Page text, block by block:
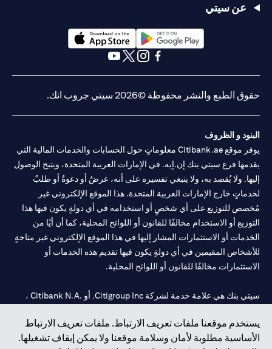
يستخدم موقعنا ملفات تعريف الارتباط. ملفات تعريف الارتباط
الأساسية مطلوبة لأمان وسلامة موقعنا ولا يمكن إيقاف تشغيلها.
عن سيتي
(opens in a new tab)
حقوق الطبع والنشر محفوظة ©2026 سيتي جروب انك.
البنود و الظروف
يوفر موقع Citibank.ae معلوماتٍ حول الحسابات والخدمات المالية التي
يقدمها فرع سيتي بنك إن.إيه. في الإمارات العربية المتحدة، ويتيح الوصول
إليها. ولا يُقصد به، ولا ينبغي تفسيره على أنه، عرضٌ أو دعوةٌ أو طلبٌ
لخدماتٍ خارج الإمارات العربية المتحدة. هذا الموقع الإلكتروني غير
مُخصص للتوزيع على أي شخصٍ أو استخدامه في أي دولةٍ يكون فيها هذا
التوزيع أو الاستخدام مخالفًا للقانون أو اللوائح المحلية، كما أن أيًا من
الخدمات أو الاستثمارات المشار إليها في هذا الموقع الإلكتروني غير متاحةٍ
للأشخاص المقيمين في أي دولةٍ يكون فيها تقديم هذه الخدمات أو
الاستثمارات مخالفًا للقانون أو اللوائح المحلية.
سيتي بنك هي علامة خدمة لشركة Citigroup Inc. أو .Citibank N.A ،
سيتي بنك إن. إيه. الإمارات مسجل لدى مصرف الإمارات المركزي تحت